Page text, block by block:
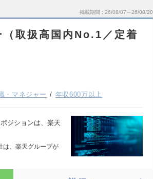
掲載期間 26/08/07～26/08/20
取扱高国内No.1／定着
・マネジャー 年収600万以上
ジションは、楽天
は、楽天グループが